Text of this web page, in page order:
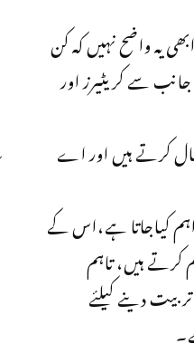
ابھی یہ واضح نہیں کہ کن
جانب سے کریٹیرز اور
کرتے ہیں اور اے
کیاجاتا ہے،اس کے
کرتے ہیں، تاہم
دینے کیلئے